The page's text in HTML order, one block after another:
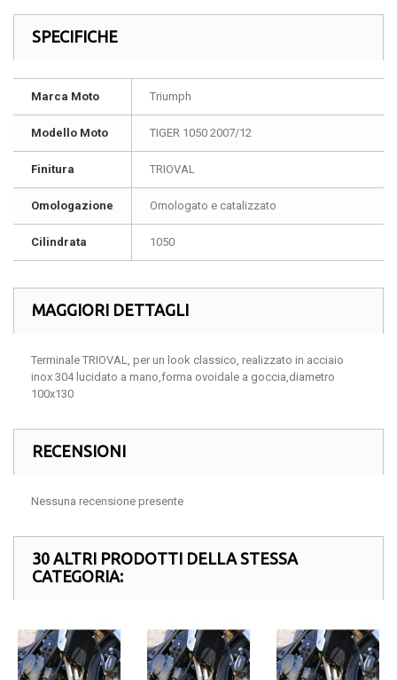
SPECIFICHE
Marca Moto Triumph
Modello Moto TIGER 1050 2007/12
Finitura TRIOVAL
Omologazione Omologato e catalizzato
Cilindrata 1050
MAGGIORI DETTAGLI
Terminale TRIOVAL, per un look classico, realizzato in acciaio
inox 304 lucidato a mano,forma ovoidale a goccia,diametro
100x130
RECENSIONI
Nessuna recensione presente
30 ALTRI PRODOTTI DELLA STESSA
CATEGORIA: